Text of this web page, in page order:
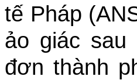
tế Pháp
ảo giác sau
đơn thành